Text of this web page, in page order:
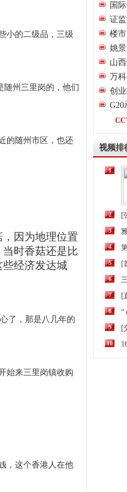
小的二级品，三级
州三里岗的，他们
的随州市区，也还
因为地理位置
时香菇还是比
经济发达城
了，那是八几年的
始来三里岗镇收购
，这个香港人在他
国
证
楼
姚
山
万
创
G20
视频排
1
2 [
3
4
5 [
6
7 [
8 “
9 [
10